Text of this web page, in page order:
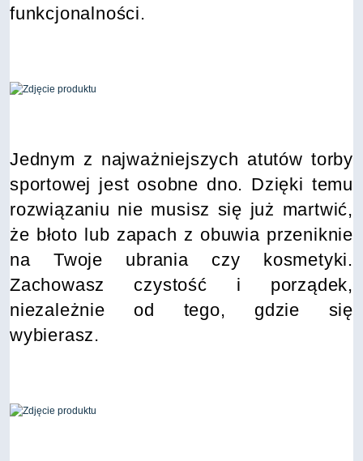
funkcjonalności.
Jednym z najważniejszych atutów torby
sportowej jest osobne dno. Dzięki temu
rozwiązaniu nie musisz się już martwić,
że błoto lub zapach z obuwia przeniknie
na Twoje ubrania czy kosmetyki.
Zachowasz czystość i porządek,
niezależnie od tego, gdzie się
wybierasz.